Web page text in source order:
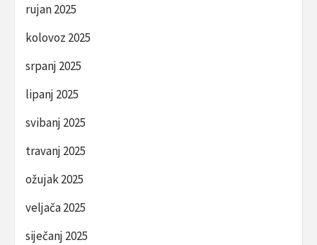
rujan 2025
kolovoz 2025
srpanj 2025
lipanj 2025
svibanj 2025
travanj 2025
ožujak 2025
veljača 2025
siječanj 2025